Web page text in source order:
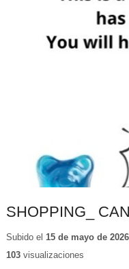
SHOPPING_
Subido el 15 de mayo de 2026
103visualizaciones